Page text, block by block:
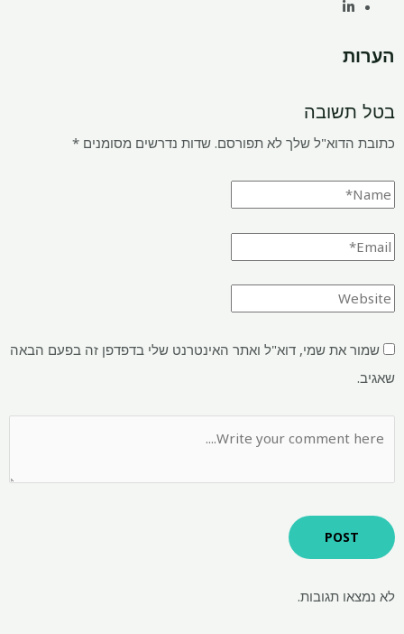
הערות
בטל תשובה
כתובת הדוא"ל שלך לא תפורסם. שדות נדרשים מסומנים *
שמור את שמי, דוא"ל ואתר האינטרנט שלי בדפדפן זה בפעם הבאה
שאגיב.
לא נמצאו תגובות.